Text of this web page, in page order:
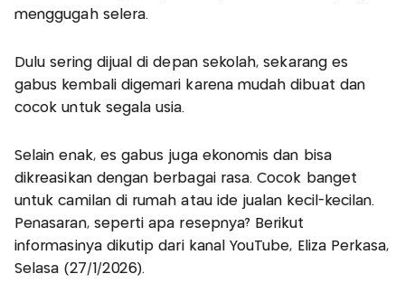
menggugah selera.
Dulu sering dijual di depan sekolah, sekarang es
gabus kembali digemari karena mudah dibuat dan
cocok untuk segala usia.
Selain enak, es gabus juga ekonomis dan bisa
dikreasikan dengan berbagai rasa. Cocok banget
untuk camilan di rumah atau ide jualan kecil-kecilan.
Penasaran, seperti apa resepnya? Berikut
informasinya dikutip dari kanal YouTube, Eliza Perkasa,
Selasa (27/1/2026).